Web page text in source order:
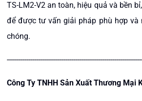
TS-LM2-V2 an toàn, hiệu quả và bền
để được tư vấn giải pháp phù hợp và
chóng.
Công Ty TNHH Sản Xuất Thương Mại